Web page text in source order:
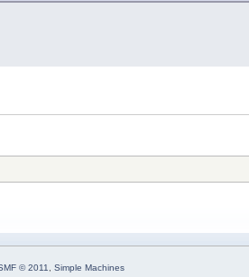
© 2011, Simple Machines